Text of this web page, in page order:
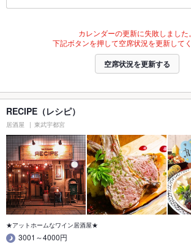
カレンダーの更新に失敗しました。
下記ボタンを押して空席状況を更新してく
空席状況を更新する
RECIPE（レシピ）
居酒屋 東武宇都宮
★アットホームなワイン居酒屋★
3001～4000円